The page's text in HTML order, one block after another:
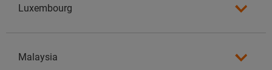
Luxembourg
Malaysia